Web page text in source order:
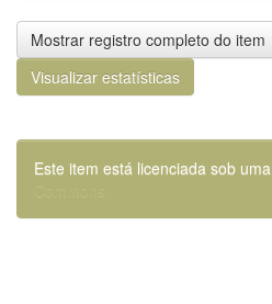
Mostrar registro completo do item
Visualizar estatísticas
Este item está licenciada sob uma
Commons